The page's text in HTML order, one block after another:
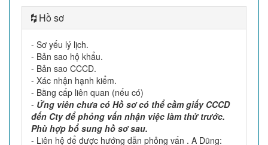
Hồ sơ
- Sơ yếu lý lịch.
- Bản sao hộ khẩu.
- Bản sao CCCD.
- Xác nhận hạnh kiểm.
- Bằng cấp liên quan (nếu có)
- Ứng viên chưa có Hồ sơ có thể cầm giấy CCCD
đến Cty để phỏng vấn nhận việc làm thử trước.
Phù hợp bổ sung hồ sơ sau.
- Liên hệ để được hướng dẫn phỏng vấn . A Dũng: